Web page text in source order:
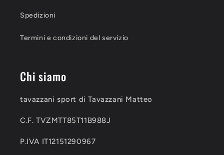
Spedizioni
Termini e condizioni del servizio
Chi siamo
tavazzani sport di Tavazzani Matteo
C.F. TVZMTT85T11B988J
P.IVA IT12151290967